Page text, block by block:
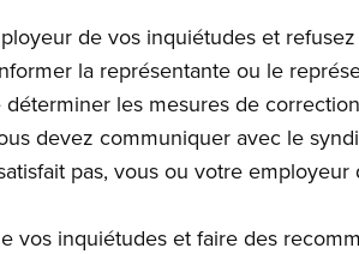
de vos inquiétudes et
la représentante ou le
les mesures de
devez communiquer avec le
pas, vous ou votre
vos inquiétudes et faire des